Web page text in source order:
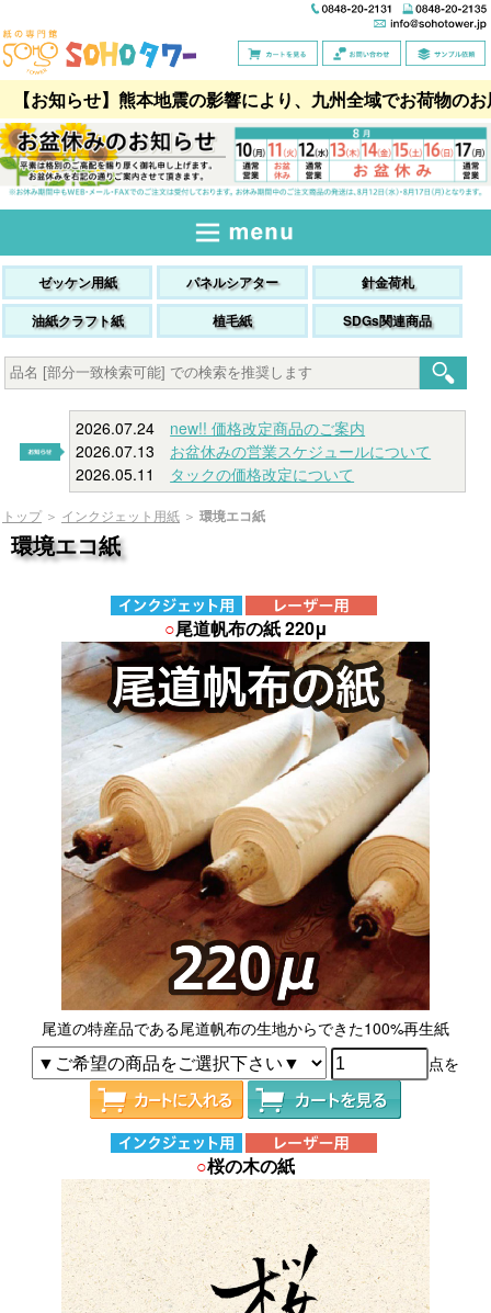
【お知らせ】熊本地震の影響により、九州全域でお荷物の
ゼッケン用紙 パネルシアター
針金荷札
油紙クラフト紙
植毛紙 SDGs関連商品
2026.07.24 new!! 価格改定商品のご案内
2026.07.13 お盆休みの営業スケジュールについて
2026.05.11 タックの価格改定について
トップ ＞ インクジェット用紙 ＞ 環境エコ紙
環境エコ紙
○尾道帆布の紙 220μ
尾道の特産品である尾道帆布の生地からできた100%再生紙
点を
○桜の木の紙